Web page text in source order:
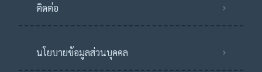
ติดต่อ
นโยบายข้อมูลส่วนบุคคล